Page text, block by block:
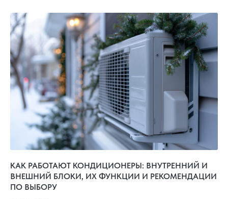
КАК РАБОТАЮТ КОНДИЦИОНЕРЫ: ВНУТРЕННИЙ И
ВНЕШНИЙ БЛОКИ, ИХ ФУНКЦИИ И РЕКОМЕНДАЦИИ
ПО ВЫБОРУ